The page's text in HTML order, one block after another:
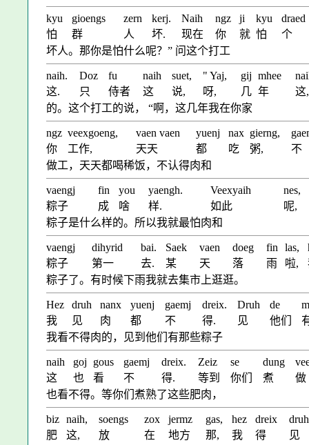
kyu gioengs zern kerj. Naih ngz ji kyu
draed
怕
群 人 坏. 现在 你 就 怕
个
坏人。那你是怕什么呢？” 问这个打工
naih. Doz fu naih suet, " Yaj, gij mhee
这.
只 侍者 这 说, 呀, 几 年
这,
的。这个打工的说， “啊，这几年我在你家
ngz veexgoeng, vaen vaen yuenj nax gierng,
你
工作, 天天 都 吃 粥,
不
做工，天天都喝稀饭，不认得肉和
vaengj fin you yaengh. Veexyaih
nes,
粽子
成 啥 样. 如此
呢,
粽子是什么样的。所以我就最怕肉和
vaengj dihyrid bai. Saek vaen doeg fin las,
粽子
第一 去. 某 天 落 雨 啦,
粽子了。有时候下雨我就去集市上逛逛。
Hez druh nanx yuenj gaemj dreix. Druh de
我
见 肉 都 不 得. 见 他们
我看不得肉的，见到他们有那些粽子
naih goj gous gaemj dreix. Zeiz se dung
这
也 看 不 得. 等到 你们 煮
做
也看不得。等你们煮熟了这些肥肉，
biz naih, soengs zox jermz gas, hez dreix
druh
肥
这, 放 在 地方 那, 我 得
见